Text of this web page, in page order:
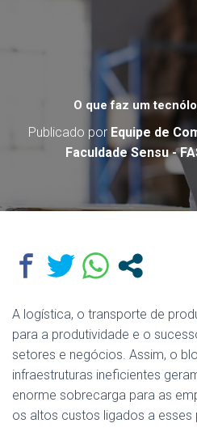
O que faz um
Publicado por Equipe de
Faculdade Sensu -
A logística, o transporte de
para a produtividade e o
setores e negócios. Assim, o
infraestruturas ineficientes
enorme sobrecarga para as
os altos custos ligados a esses